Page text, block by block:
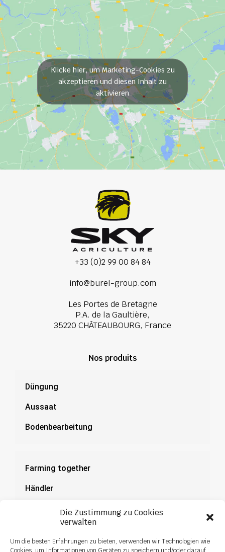
Die Zustimmung zu Cookies
verwalten
Um die besten Erfahrungen zu bieten, verwenden wir Technologien wie
Klicke hier, um Marketing-Cookies zu
akzeptieren und diesen Inhalt zu
aktivieren
+33 (0)2 99 00 84 84
info@burel-group.com
Les Portes de Bretagne
P.A. de la Gaultière,
35220 CHÂTEAUBOURG, France
Nos produits
Düngung
Aussaat
Bodenbearbeitung
Farming together
Händler
Dokumentation